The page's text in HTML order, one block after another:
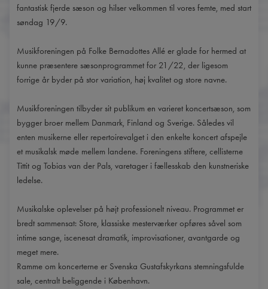
fantastisk fjerde sæson og hilser velkommen til vores femte, med start
søndag 19/9.
Musikforeningen på Folke Bernadottes Allé er glade for hermed at
kunne præsentere sæsonprogrammet for 21/22, der ligesom
forrige år byder på stor variation, høj kvalitet og store navne.
Musikforeningen tilbyder sit publikum en varieret koncertsæson, som
bygger broer mellem Danmark, Finland og Sverige. Således vil
enten musikerne eller repertoirevalget i den enkelte koncert afspejle
et musikalsk møde mellem landene. Foreningens stiftere, cellisterne
Tittit og Tobias van der Pals, varetager i fællesskab den kunstneriske
ledelse.
Musikalske oplevelser på højt professionelt niveau. Programmet er
bredt sammensat: Store, klassiske mesterværker opføres såvel som
intime sange, iscenesat dramatik, improvisationer, avantgarde og
meget mere.
Ramme om koncerterne er Svenska Gustafskyrkans stemningsfulde
sale, centralt beliggende i København.